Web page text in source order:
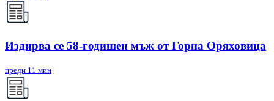
Издирва се 58-годишен мъж от Горна Оряховица
преди 11 мин